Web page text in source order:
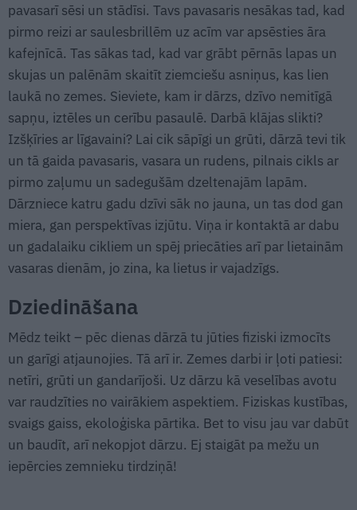
pavasarī sēsi un stādīsi. Tavs pavasaris nesākas tad, kad
pirmo reizi ar saulesbrillēm uz acīm var apsēsties āra
kafejnīcā. Tas sākas tad, kad var grābt pērnās lapas un
skujas un palēnām skaitīt ziemciešu asniņus, kas lien
laukā no zemes. Sieviete, kam ir dārzs, dzīvo nemitīgā
sapņu, iztēles un cerību pasaulē. Darbā klājas slikti?
Izšķīries ar līgavaini? Lai cik sāpīgi un grūti, dārzā tevi tik
un tā gaida pavasaris, vasara un rudens, pilnais cikls ar
pirmo zaļumu un sadegušām dzeltenajām lapām.
Dārzniece katru gadu dzīvi sāk no jauna, un tas dod gan
miera, gan perspektīvas izjūtu. Viņa ir kontaktā ar dabu
un gadalaiku cikliem un spēj priecāties arī par lietainām
vasaras dienām, jo zina, ka lietus ir vajadzīgs.
Dziedināšana
Mēdz teikt – pēc dienas dārzā tu jūties fiziski izmocīts
un garīgi atjaunojies. Tā arī ir. Zemes darbi ir ļoti patiesi:
netīri, grūti un gandarījoši. Uz dārzu kā veselības avotu
var raudzīties no vairākiem aspektiem. Fiziskas kustības,
svaigs gaiss, ekoloģiska pārtika. Bet to visu jau var dabūt
un baudīt, arī nekopjot dārzu. Ej staigāt pa mežu un
iepērcies zemnieku tirdziņā!